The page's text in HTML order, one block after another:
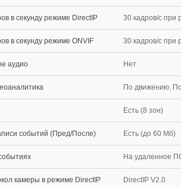
в секунду режиме DirectIP 30 кадров/с при
в секунду режиме ONVIF 30 кадров/c при
аудио Нет
По движению,
Есть (8 зон)
событий (Пред/После) Есть (до 60 Мб)
На удаленное
камеры в режиме DirectIP DirectIP V2.0